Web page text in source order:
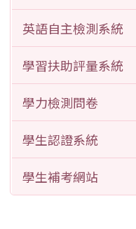
英語自主檢測系統
學習扶助評量系統
學力檢測問卷
學生認證系統
學生補考網站